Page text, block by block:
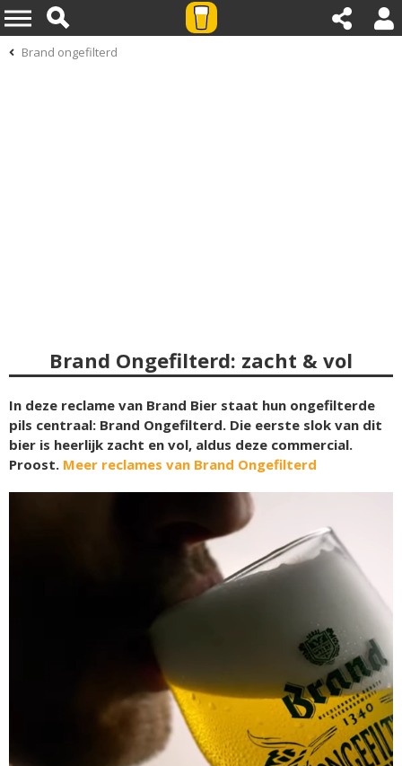
Brand ongefilterd
Brand Ongefilterd: zacht & vol
In deze reclame van Brand Bier staat hun ongefilterde
pils centraal: Brand Ongefilterd. Die eerste slok van dit
bier is heerlijk zacht en vol, aldus deze commercial.
Proost. Meer reclames van Brand Ongefilterd